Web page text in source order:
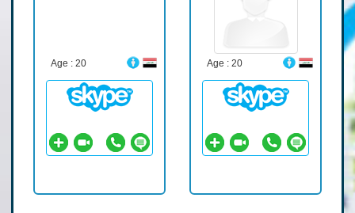
Age : 20 Age : 20